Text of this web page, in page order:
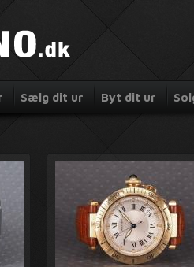
Sælg dit ur Byt dit ur